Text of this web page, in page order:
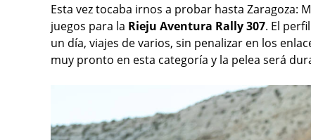
Esta vez tocaba irnos a probar hasta Zaragoza:
juegos para la Rieju Aventura Rally 307. El
un día, viajes de varios, sin penalizar en los
muy pronto en esta categoría y la pelea será